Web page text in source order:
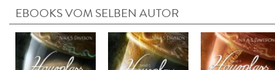
EBOOKS VOM SELBEN AUTOR